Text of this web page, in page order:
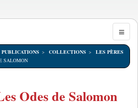
PUBLICATIONS COLLECTIONS
LES PÈRES
SALOMON
Odes de Salomon